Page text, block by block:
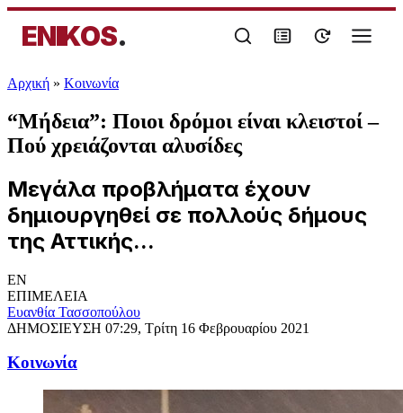
ENIKOS.
Αρχική » Κοινωνία
“Μήδεια”: Ποιοι δρόμοι είναι κλειστοί –
Πού χρειάζονται αλυσίδες
Μεγάλα προβλήματα έχουν
δημιουργηθεί σε πολλούς δήμους
της Αττικής...
EN
ΕΠΙΜΕΛΕΙΑ
Ευανθία Τασσοπούλου
ΔΗΜΟΣΙΕΥΣΗ 07:29, Τρίτη 16 Φεβρουαρίου 2021
Κοινωνία